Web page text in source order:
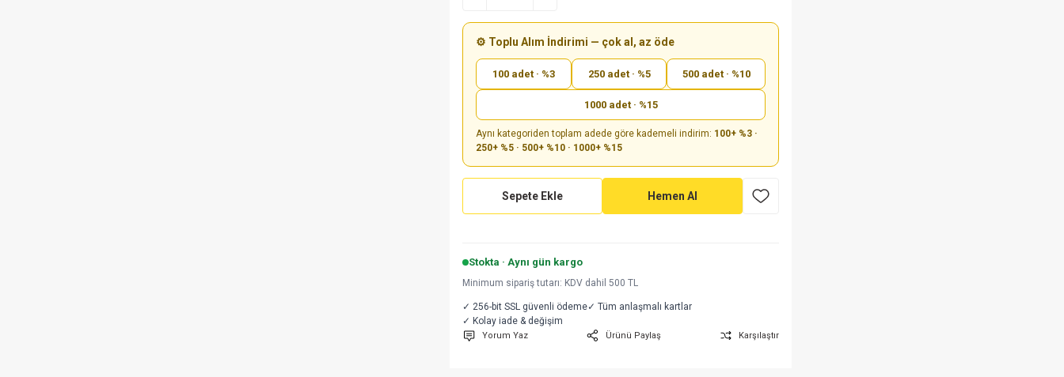
⚙️ Toplu Alım İndirimi — çok al, az öde
100 adet · %3 250 adet · %5 500 adet · %10
1000 adet · %15
Aynı kategoriden toplam adede göre kademeli indirim: 100+ %3 ·
250+ %5 · 500+ %10 · 1000+ %15
Sepete Ekle Hemen Al
Stokta · Aynı gün kargo
Minimum sipariş tutarı: KDV dahil 500 TL
✓ 256-bit SSL güvenli ödeme✓ Tüm anlaşmalı kartlar
✓ Kolay iade & değişim
Yorum Yaz Ürünü Paylaş Karşılaştır